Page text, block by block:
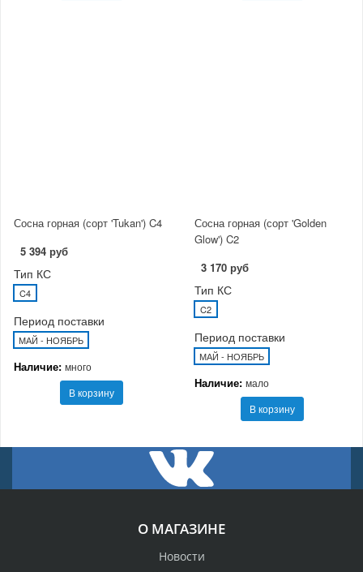
Сосна горная (сорт 'Tukan') C4
5 394 руб
Тип КС
C4
Период поставки
МАЙ - НОЯБРЬ
Наличие: много
В корзину
Сосна горная (сорт 'Golden
Glow') C2
3 170 руб
Тип КС
C2
Период поставки
МАЙ - НОЯБРЬ
Наличие: мало
В корзину
О МАГАЗИНЕ
Новости